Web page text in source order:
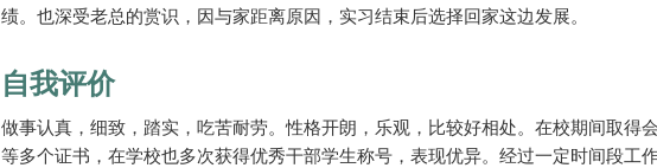
绩。也深受老总的赏识，因与家距离原因，实习结束后选择回家这边发展。
自我评价
做事认真，细致，踏实，吃苦耐劳。性格开朗，乐观，比较好相处。在校期间取得
等多个证书，在学校也多次获得优秀干部学生称号，表现优异。经过一定时间段工